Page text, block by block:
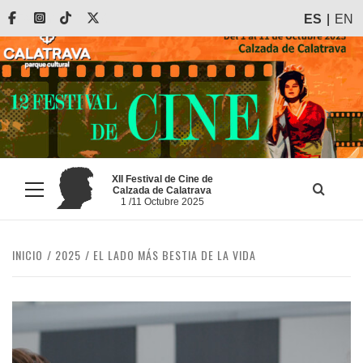
Saltar
contenido
FacebookInstagram
Tiktok ES EN
Menú
principal
XII Festival de Cine de
Calzada de Calatrava
1 /11 Octubre 2025
INICIO 2025 EL LADO MÁS BESTIA DE LA VIDA